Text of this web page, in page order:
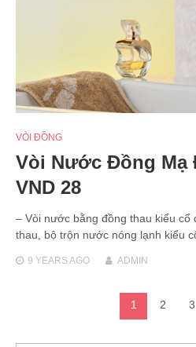
VÒI ĐỒNG
Vòi Nước Đồng Mạ
VND 28
– Vòi nước bằng đồng thau kiểu cổ
thau, bộ trộn nước nóng lạnh kiểu
9 YEARSAGO ADMIN
1 2 3